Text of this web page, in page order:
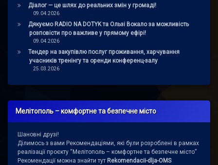
Діалог — це шлях до реальних змін у громаді!
09.04.2026
Дякуємо RADIO NA DOTYK та Ользі Вокало за можливість
розповісти про важливе у прямому ефірі!
09.04.2026
Тендер на закупівлю послуг проживання, харчування
учасників тренінгу та оренди конференц-залу
25.03.2026
Мелітополь – комфортне та безпечне місто
Шановні друзі!
Ділимось з вами Рекомендаціями, які були розроблені в рамках
реалізації проєкту “Мелітополь – комфортне та безпечне місто”
Рекомендації можна знайти тут Rekomendacii-dlja-OMS